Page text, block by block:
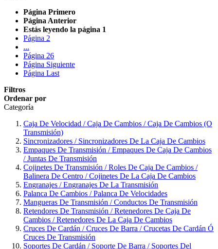
Página Primero
Página Anterior
Estás leyendo la página 1
Página 2
...
Página 26
Página Siguiente
Página Last
Filtros
Ordenar por
Categoría
Caja De Velocidad / Caja De Cambios / Caja De Cambios (O
Transmisión)
Sincronizadores / Sincronizadores De La Caja De Cambios
Empaques De Transmisión / Empaques De Caja De Cambios
/ Juntas De Transmisión
Cojinetes De Transmisión / Roles De Caja De Cambios /
Balinera De Centro / Cojinetes De La Caja De Cambios
Engranajes / Engranajes De La Transmisión
Palanca De Cambios / Palanca De Velocidades
Mangueras De Transmisión / Conductos De Transmisión
Retendores De Transmisión / Retenedores De Caja De
Cambios / Retenedores De La Caja De Cambios
Cruces De Cardán / Cruces De Barra / Crucetas De Cardán Ó
Cruces De Transmisión
Soportes De Cardán / Soporte De Barra / Soportes Del